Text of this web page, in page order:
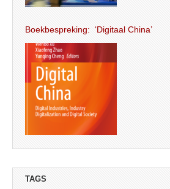
Boekbespreking: ‘Digitaal China’
TAGS